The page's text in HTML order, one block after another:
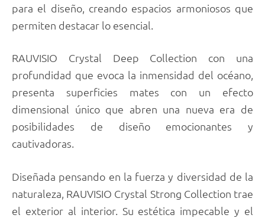
para el diseño, creando espacios armoniosos que
permiten destacar lo esencial.
RAUVISIO Crystal Deep Collection con una
profundidad que evoca la inmensidad del océano,
presenta superficies mates con un efecto
dimensional único que abren una nueva era de
posibilidades de diseño emocionantes y
cautivadoras.
Diseñada pensando en la fuerza y diversidad de la
naturaleza, RAUVISIO Crystal Strong Collection trae
el exterior al interior. Su estética impecable y el